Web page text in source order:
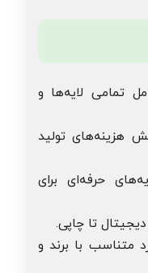
تمامی لایه‌ها و
هزینه‌های تولید
حرفه‌ای برای
دیجیتال تا چاپی.
متناسب با برند و